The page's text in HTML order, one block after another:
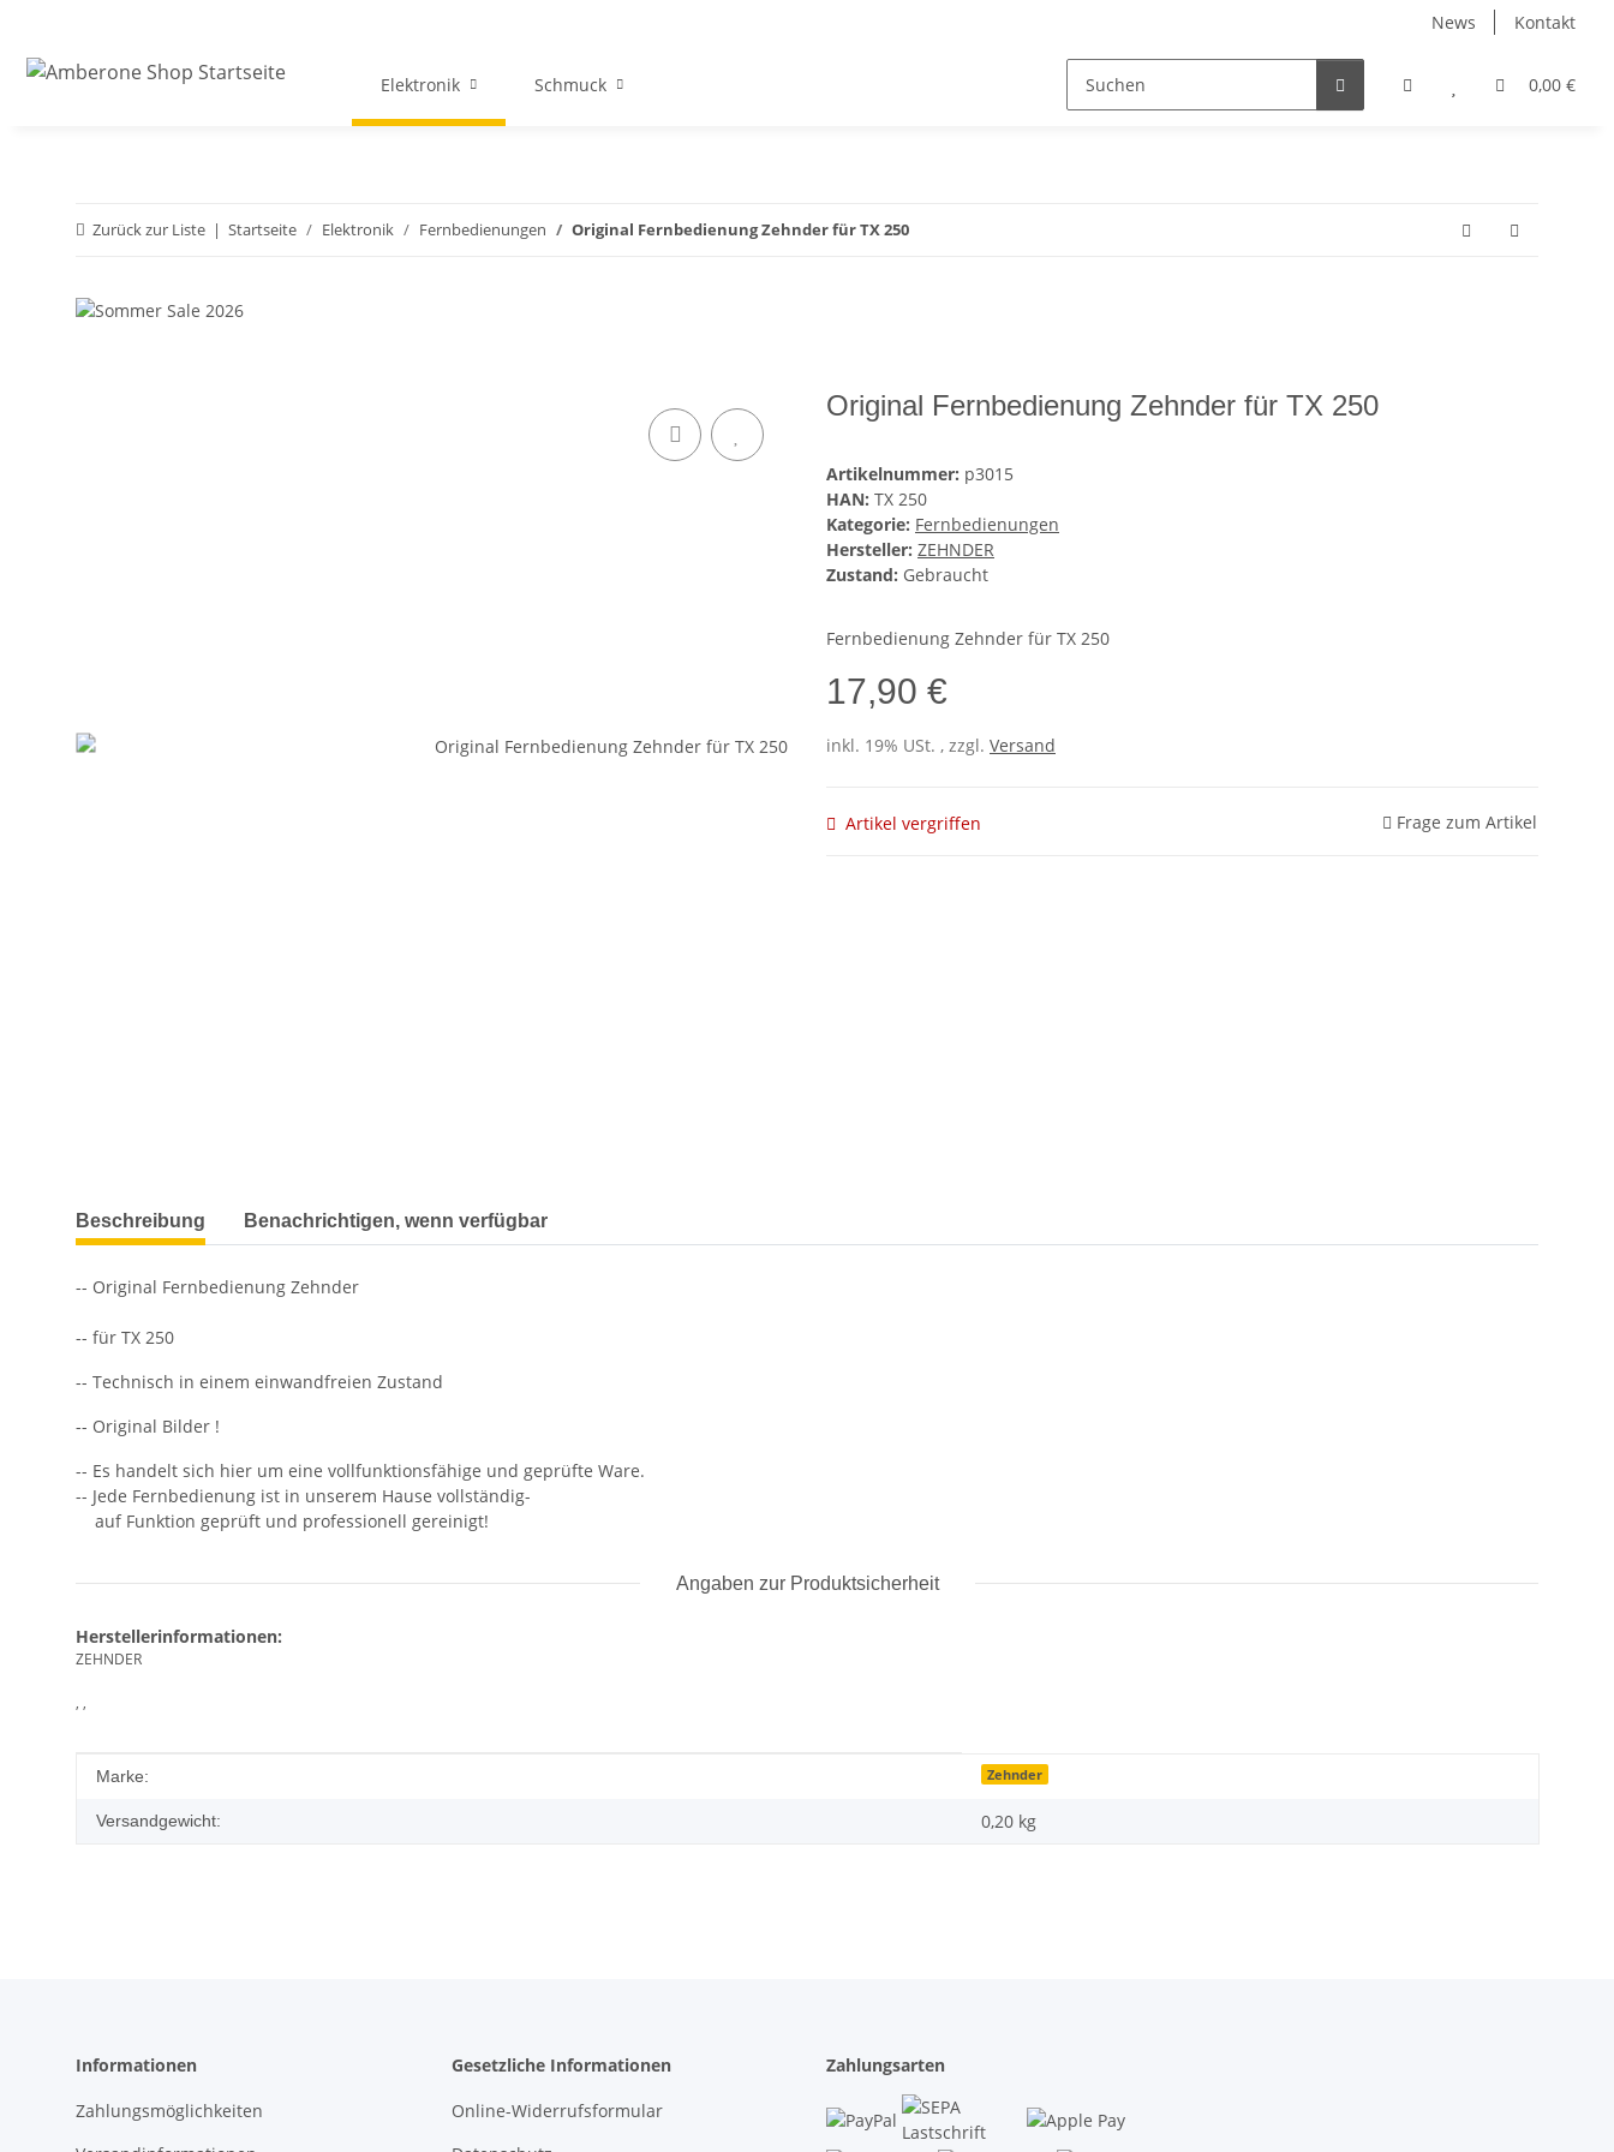
News Kontakt
0,00 €
Elektronik Schmuck
Zurück zur Liste Startseite Elektronik Fernbedienungen Original Fernbedienung Zehnder für TX 250
Original Fernbedienung Zehnder für TX 250
Artikelnummer: p3015
HAN: TX 250
Kategorie: Fernbedienungen
Hersteller: ZEHNDER
Zustand: Gebraucht
Fernbedienung Zehnder für TX 250
17,90 €
inkl. 19% USt. , zzgl. Versand
Artikel vergriffen Frage zum Artikel
weitere Registerkarten anzeigen
Beschreibung Benachrichtigen, wenn verfügbar
-- Original Fernbedienung Zehnder
-- für TX 250
-- Technisch in einem einwandfreien Zustand
-- Original Bilder !
-- Es handelt sich hier um eine vollfunktionsfähige und geprüfte Ware.
-- Jede Fernbedienung ist in unserem Hause vollständig-
auf Funktion geprüft und professionell gereinigt!
Angaben zur Produktsicherheit
Herstellerinformationen:
ZEHNDER
, ,
Produkteigenschaft
Wert
Marke: Zehnder
Versandgewicht: 0,20 kg
Informationen
Zahlungsmöglichkeiten
Gesetzliche Informationen
Online-Widerrufsformular
Zahlungsarten